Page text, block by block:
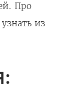
Про
из